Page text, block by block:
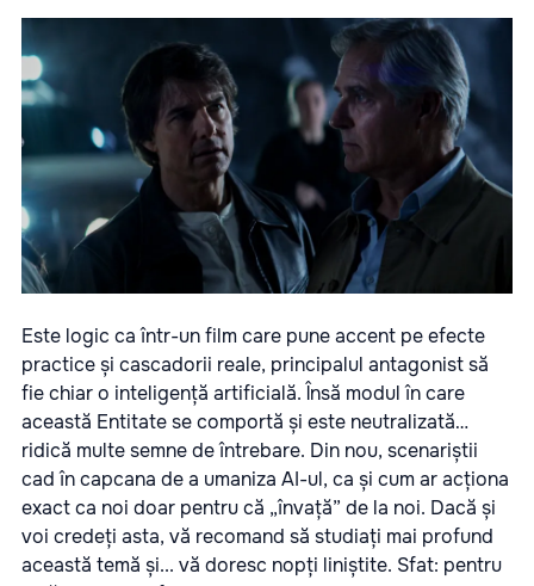
Este logic ca într-un film care pune accent pe efecte
practice și cascadorii reale, principalul antagonist să
fie chiar o inteligență artificială. Însă modul în care
această Entitate se comportă și este neutralizată…
ridică multe semne de întrebare. Din nou, scenariștii
cad în capcana de a umaniza AI-ul, ca și cum ar acționa
exact ca noi doar pentru că „învață” de la noi. Dacă și
voi credeți asta, vă recomand să studiați mai profund
această temă și... vă doresc nopți liniștite. Sfat: pentru